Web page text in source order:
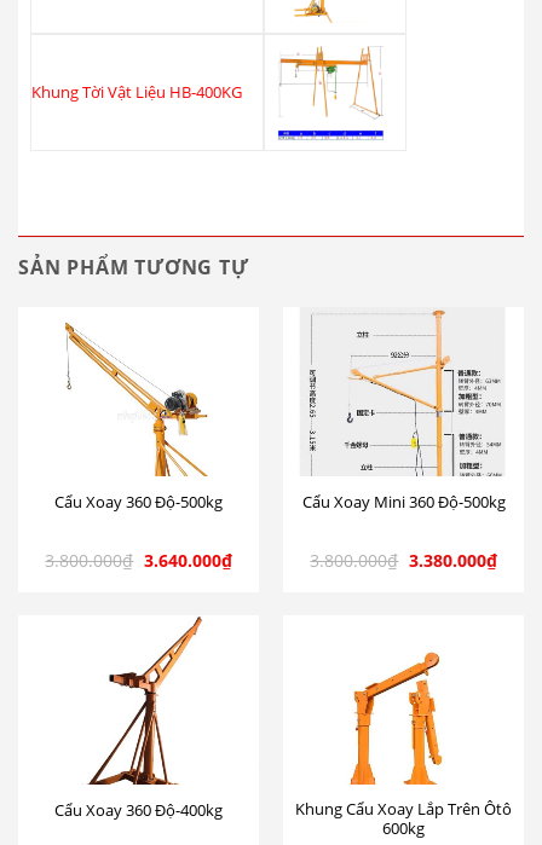
Khung Tời Vật Liệu HB-400KG
SẢN PHẨM TƯƠNG TỰ
Cẩu Xoay 360 Độ-500kg
3.800.000₫ 3.640.000₫
Cẩu Xoay Mini 360 Độ-500kg
3.800.000₫ 3.380.000₫
Cẩu Xoay 360 Độ-400kg
Khung Cẩu Xoay Lắp Trên Ôtô
600kg